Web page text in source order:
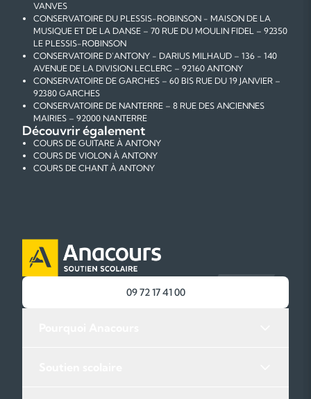
VANVES
CONSERVATOIRE DU PLESSIS-ROBINSON - MAISON DE LA
MUSIQUE ET DE LA DANSE – 70 RUE DU MOULIN FIDEL – 92350
LE PLESSIS-ROBINSON
CONSERVATOIRE D'ANTONY - DARIUS MILHAUD – 136 - 140
AVENUE DE LA DIVISION LECLERC – 92160 ANTONY
CONSERVATOIRE DE GARCHES – 60 BIS RUE DU 19 JANVIER –
92380 GARCHES
CONSERVATOIRE DE NANTERRE – 8 RUE DES ANCIENNES
MAIRIES – 92000 NANTERRE
Découvrir également
COURS DE GUITARE À ANTONY
COURS DE VIOLON À ANTONY
COURS DE CHANT À ANTONY
09 72 17 41 00